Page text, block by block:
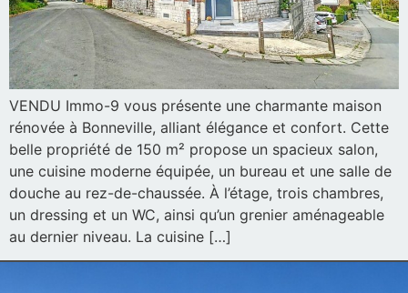
VENDU Immo-9 vous présente une charmante maison
rénovée à Bonneville, alliant élégance et confort. Cette
belle propriété de 150 m² propose un spacieux salon,
une cuisine moderne équipée, un bureau et une salle de
douche au rez-de-chaussée. À l’étage, trois chambres,
un dressing et un WC, ainsi qu’un grenier aménageable
au dernier niveau. La cuisine […]